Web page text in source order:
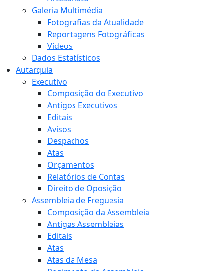
Galeria Multimédia
Fotografias da Atualidade
Reportagens Fotográficas
Vídeos
Dados Estatísticos
Autarquia
Executivo
Composição do Executivo
Antigos Executivos
Editais
Avisos
Despachos
Atas
Orçamentos
Relatórios de Contas
Direito de Oposição
Assembleia de Freguesia
Composição da Assembleia
Antigas Assembleias
Editais
Atas
Atas da Mesa